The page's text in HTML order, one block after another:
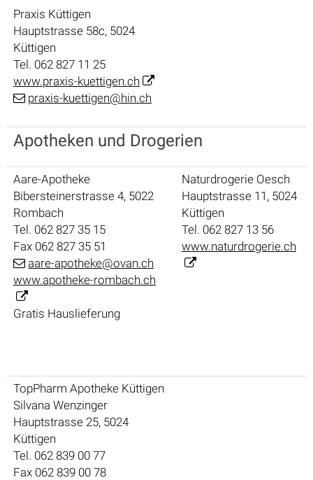
Praxis Küttigen
Hauptstrasse 58c, 5024
Küttigen
Tel. 062 827 11 25
www.praxis-kuettigen.ch
praxis-kuettigen@hin.ch
Apotheken und Drogerien
Aare-Apotheke
Bibersteinerstrasse 4, 5022
Rombach
Tel. 062 827 35 15
Fax 062 827 35 51
aare-apotheke@ovan.ch
www.apotheke-rombach.ch
Gratis Hauslieferung
Naturdrogerie Oesch
Hauptstrasse 11, 5024
Küttigen
Tel. 062 827 13 56
www.naturdrogerie.ch
TopPharm Apotheke Küttigen
Silvana Wenzinger
Hauptstrasse 25, 5024
Küttigen
Tel. 062 839 00 77
Fax 062 839 00 78